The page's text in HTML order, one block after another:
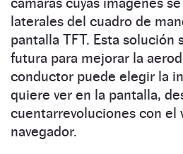
laterales del cuadro de
pantalla TFT. Esta solución
futura para mejorar la
conductor puede elegir la
quiere ver en la pantalla,
cuentarrevoluciones con el
navegador.